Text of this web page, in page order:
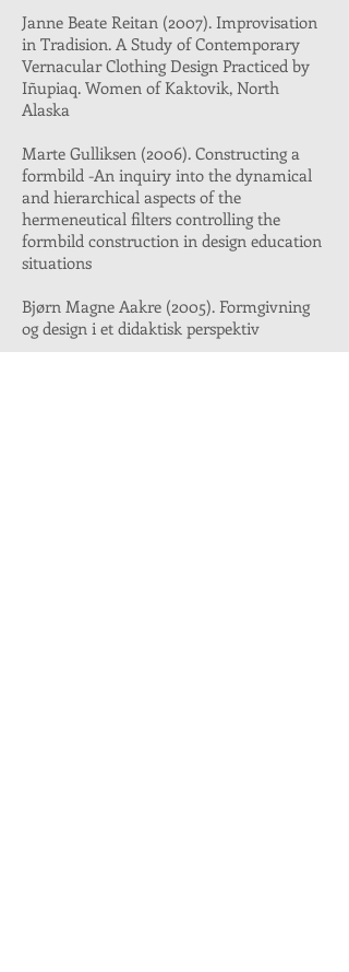
Janne Beate Reitan (2007). Improvisation
in Tradision. A Study of Contemporary
Vernacular Clothing Design Practiced by
Iñupiaq. Women of Kaktovik, North
Alaska
Marte Gulliksen (2006). Constructing a
formbild -An inquiry into the dynamical
and hierarchical aspects of the
hermeneutical filters controlling the
formbild construction in design education
situations
Bjørn Magne Aakre (2005). Formgivning
og design i et didaktisk perspektiv